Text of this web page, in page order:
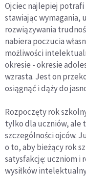
Ojciec najlepiej
stawiając wymagania,
rozwiązywania
nabiera poczucia
możliwości
okresie - okresie
wzrasta. Jest on
osiągnąć i dąży do
Rozpoczęty rok
tylko dla uczniów, ale
szczególności ojców.
o to, aby bieżący rok
satysfakcję: uczniom i
wysiłków